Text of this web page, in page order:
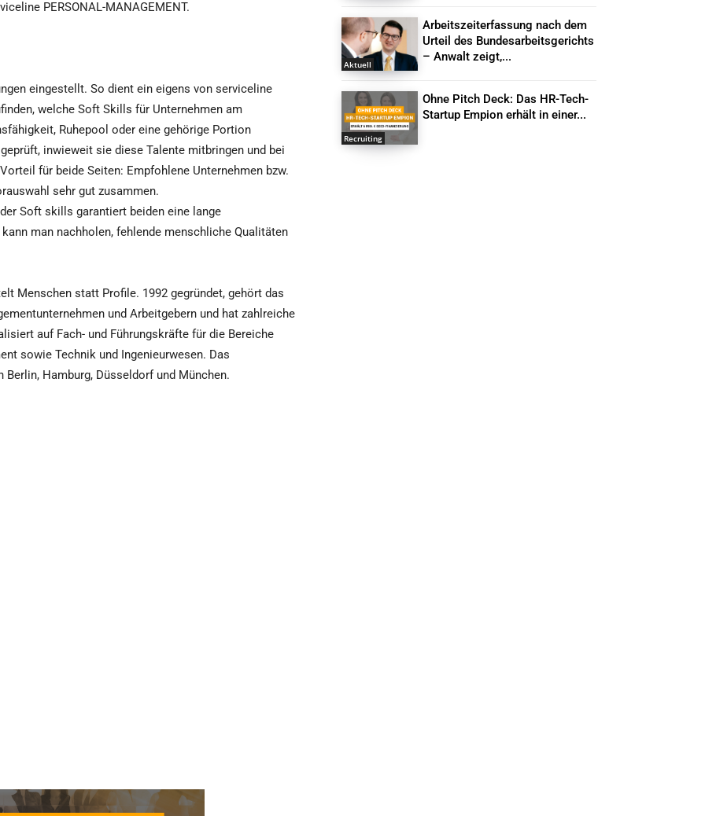
PERSONAL-MANAGEMENT.
eingestellt. So dient ein eigens von serviceline
welche Soft Skills für Unternehmen am
Ruhepool oder eine gehörige Portion
inwieweit sie diese Talente mitbringen und bei
für beide Seiten: Empfohlene Unternehmen bzw.
sehr gut zusammen.
Soft skills garantiert beiden eine lange
man nachholen, fehlende menschliche Qualitäten
Menschen statt Profile. 1992 gegründet, gehört das
und Arbeitgebern und hat zahlreiche
auf Fach- und Führungskräfte für die Bereiche
sowie Technik und Ingenieurwesen. Das
Hamburg, Düsseldorf und München.
Aktuell
Arbeitszeiterfassung nach dem
Urteil des Bundesarbeitsgerichts
– Anwalt zeigt,...
Recruiting
Ohne Pitch Deck: Das HR-Tech-
Startup Empion erhält in einer...